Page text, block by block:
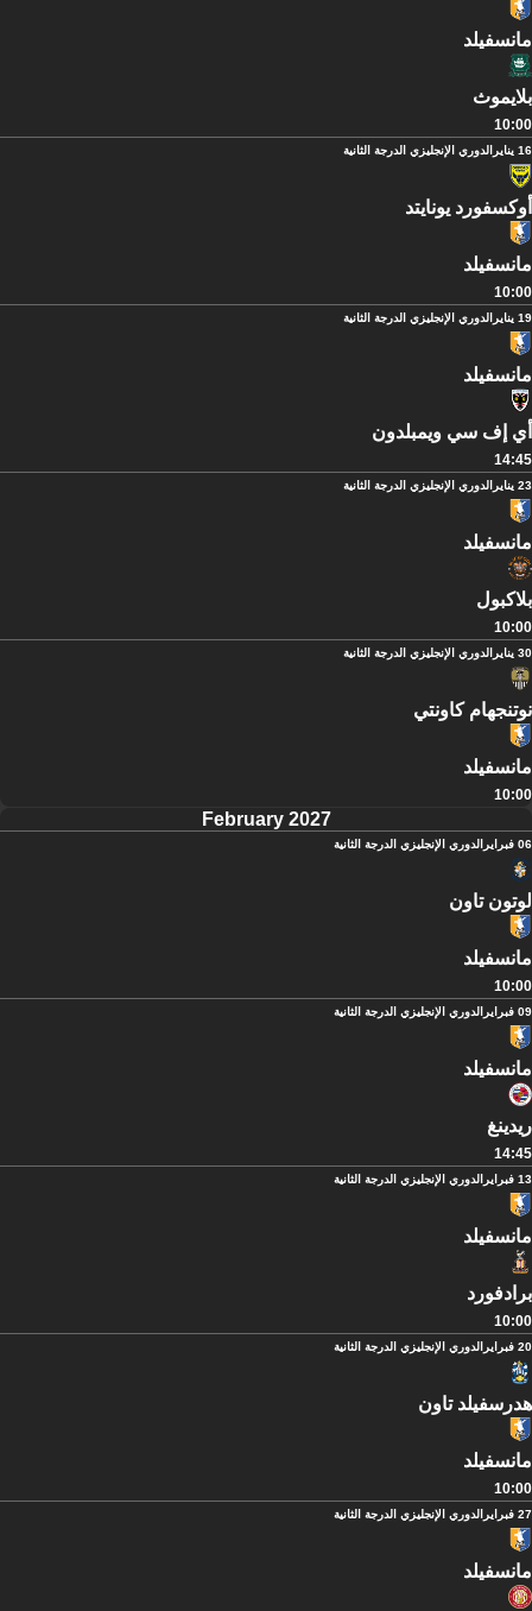
مانسفيلد
بلايموث
10:00
16 يناير الدوري الإنجليزي الدرجة الثانية
أوكسفورد يونايتد
مانسفيلد
10:00
19 يناير الدوري الإنجليزي الدرجة الثانية
مانسفيلد
أي إف سي ويمبلدون
14:45
23 يناير الدوري الإنجليزي الدرجة الثانية
مانسفيلد
بلاكبول
10:00
30 يناير الدوري الإنجليزي الدرجة الثانية
نوتنجهام كاونتي
مانسفيلد
10:00
February 2027
06 فبراير الدوري الإنجليزي الدرجة الثانية
لوتون تاون
مانسفيلد
10:00
09 فبراير الدوري الإنجليزي الدرجة الثانية
مانسفيلد
ريدينغ
14:45
13 فبراير الدوري الإنجليزي الدرجة الثانية
مانسفيلد
برادفورد
10:00
20 فبراير الدوري الإنجليزي الدرجة الثانية
هدرسفيلد تاون
مانسفيلد
10:00
27 فبراير الدوري الإنجليزي الدرجة الثانية
مانسفيلد